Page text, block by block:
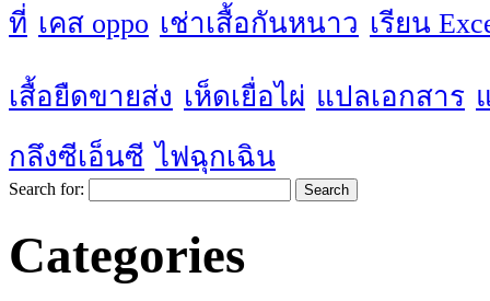
ที่ เคส oppo เช่าเสื้อกันหนาว เรียน
เสื้อยืดขายส่ง เห็ดเยื่อไผ่ แปลเอกสาร
กลึงซีเอ็นซี ไฟฉุกเฉิน
Search for:
Categories